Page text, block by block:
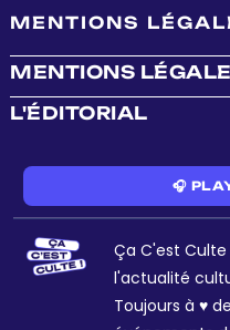
MENTIONS
MENTIONS
L'ÉDITORIAL
🎧
Ça C'est
l'actualité
Toujours à ♥